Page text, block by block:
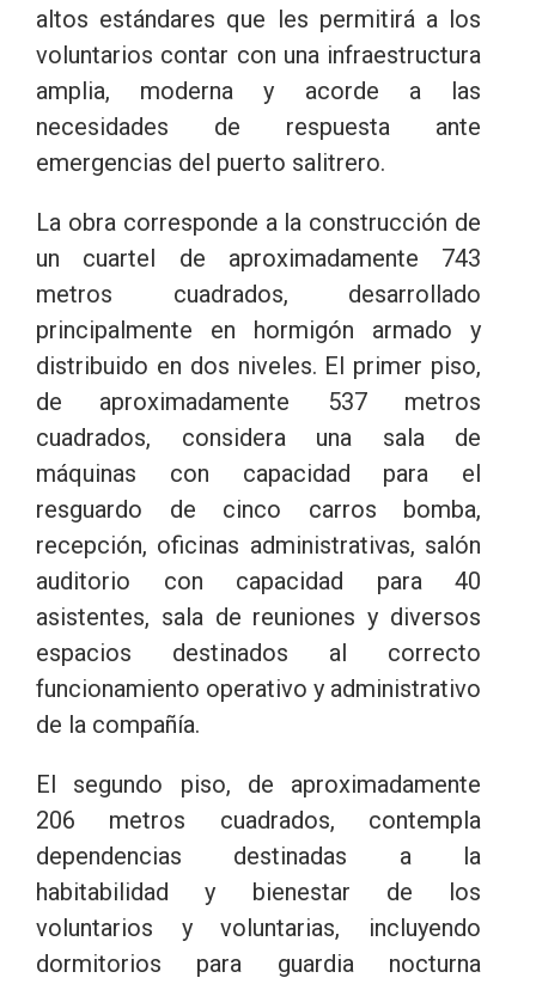
altos estándares que les permitirá a los
voluntarios contar con una infraestructura
amplia, moderna y acorde a las
necesidades de respuesta ante
emergencias del puerto salitrero.
La obra corresponde a la construcción de
un cuartel de aproximadamente 743
metros cuadrados, desarrollado
principalmente en hormigón armado y
distribuido en dos niveles. El primer piso,
de aproximadamente 537 metros
cuadrados, considera una sala de
máquinas con capacidad para el
resguardo de cinco carros bomba,
recepción, oficinas administrativas, salón
auditorio con capacidad para 40
asistentes, sala de reuniones y diversos
espacios destinados al correcto
funcionamiento operativo y administrativo
de la compañía.
El segundo piso, de aproximadamente
206 metros cuadrados, contempla
dependencias destinadas a la
habitabilidad y bienestar de los
voluntarios y voluntarias, incluyendo
dormitorios para guardia nocturna